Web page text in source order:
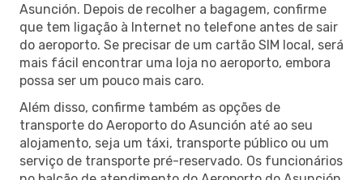
Asunción. Depois de recolher a bagagem, confirme
que tem ligação à Internet no telefone antes de sair
do aeroporto. Se precisar de um cartão SIM local, será
mais fácil encontrar uma loja no aeroporto, embora
possa ser um pouco mais caro.
Além disso, confirme também as opções de
transporte do Aeroporto do Asunción até ao seu
alojamento, seja um táxi, transporte público ou um
serviço de transporte pré-reservado. Os funcionários